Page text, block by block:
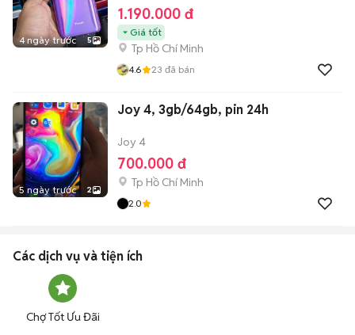
4 ngày trước 5
1.190.000 đ
Giá tốt
Tp Hồ Chí Minh
4.6 23 đã bán
5 ngày trước 2
Joy 4, 3gb/64gb, pin 24h
Joy 4
700.000 đ
Tp Hồ Chí Minh
2.0
Các dịch vụ và tiện ích
Chợ Tốt Ưu Đãi